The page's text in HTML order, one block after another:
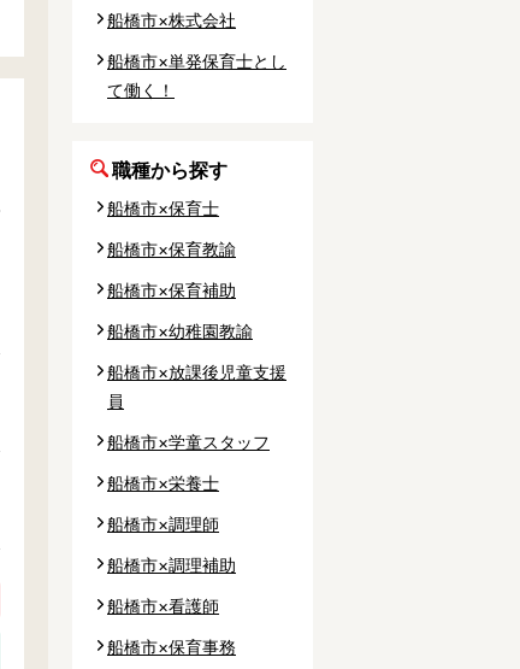
船橋市×株式会社
船橋市×単発保育士とし
て働く！
職種から探す
船橋市×保育士
船橋市×保育教諭
船橋市×保育補助
船橋市×幼稚園教諭
船橋市×放課後児童支援
員
船橋市×学童スタッフ
船橋市×栄養士
船橋市×調理師
船橋市×調理補助
船橋市×看護師
船橋市×保育事務